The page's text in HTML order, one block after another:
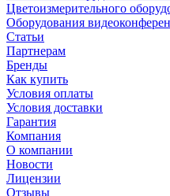
Цветоизмерительного
Оборудования
Статьи
Партнерам
Бренды
Как купить
Условия оплаты
Условия доставки
Гарантия
Компания
О компании
Новости
Лицензии
Отзывы